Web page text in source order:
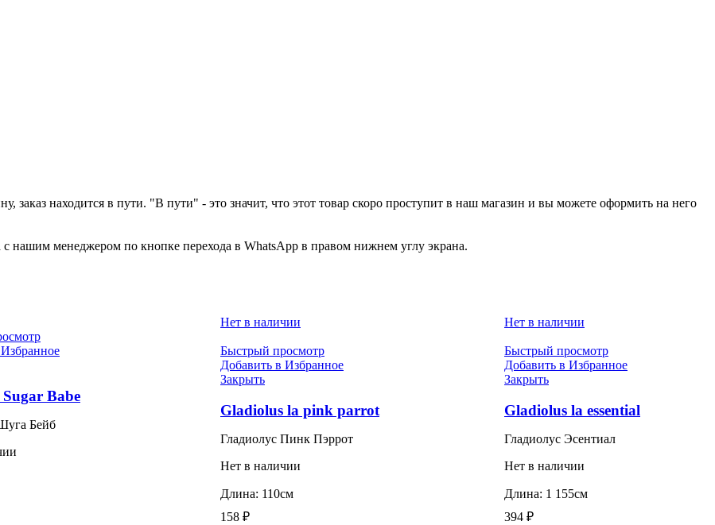
заказ находится в пути. "В пути" - это значит, что этот товар скоро проступит в наш магазин и вы можете оформить на него
нашим менеджером по кнопке перехода в WhatsApp в правом нижнем углу экрана.
Babe
Бейб
Нет в наличии
Быстрый просмотр
Добавить в Избранное
Закрыть
Gladiolus la pink parrot
Гладиолус Пинк Пэррот
Нет в наличии
Длина: 110см
158 ₽
Нет в наличии
Быстрый просмотр
Добавить в Избранное
Закрыть
Gladiolus la essential
Гладиолус Эсентиал
Нет в наличии
Длина: 1 155см
394 ₽